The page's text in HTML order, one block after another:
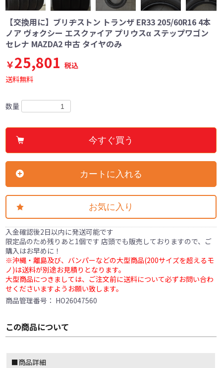
【交換用に】ブリヂストン トランザ ER33 205/60R16 4本
ノア ヴォクシー エスクァイア プリウスα ステップワゴン
セレナ MAZDA2 中古 タイヤのみ
￥25,801 税込
送料無料
数量
今すぐ買う
カートに入れる
お気に入り
入金確認後2日以内に発送可能です
限定品のため残りあと1個です 店頭でも販売しておりますので、ご
購入はお早めに！
※沖縄・離島及び、バンパーなどの大型商品(200サイズを超えるモ
ノ)は送料が別途お見積りとなります。
大型商品につきましては、ご注文前に送料について必ずお問い合わ
せくださいますようお願い致します。
商品管理番号： HO26047560
この商品について
■商品詳細